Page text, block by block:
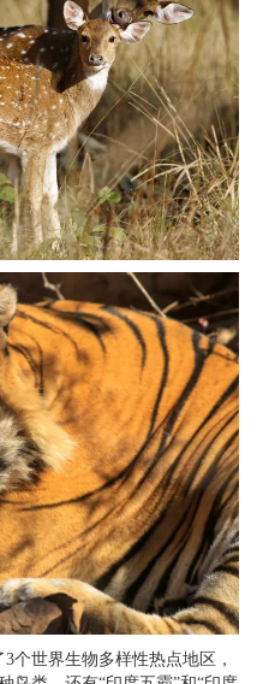
个世界生物多样性热点地区，